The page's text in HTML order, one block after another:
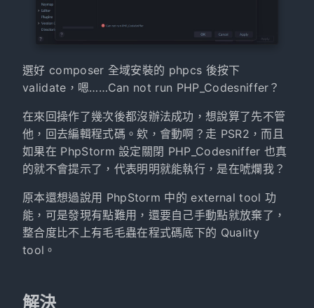
選好 composer 全域安裝的 phpcs 後按下
validate，嗯……Can not run PHP_Codesniffer？
在來回操作了幾次後都沒辦法成功，想說算了先不管
他，回去編輯程式碼。欸，會動啊？走 PSR2，而且
如果在 PhpStorm 設定關閉 PHP_Codesniffer 也真
的就不會提示了，代表明明就能執行，是在唬爛我？
原本還想過說用 PhpStorm 中的 external tool 功
能，可是發現有點難用，還要自己手動點就放棄了，
整合度比不上有毛毛蟲在程式碼底下的 Quality
tool。
解決